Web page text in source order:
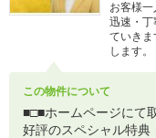
お客様
迅速・丁
ていきま
します。
この物件について
■□■ホームページにて
好評のスペシャル特典